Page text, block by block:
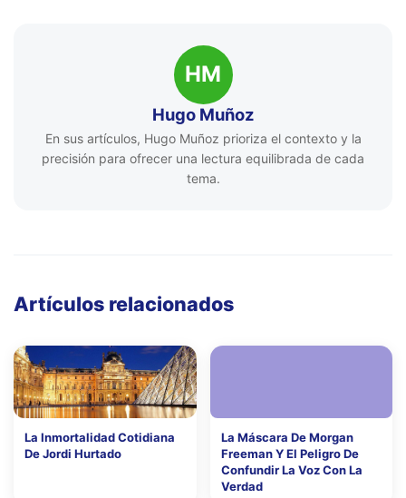
HM
Hugo Muñoz
En sus artículos, Hugo Muñoz prioriza el contexto y la
precisión para ofrecer una lectura equilibrada de cada
tema.
Artículos relacionados
La Inmortalidad Cotidiana
De Jordi Hurtado
La Máscara De Morgan
Freeman Y El Peligro De
Confundir La Voz Con La
Verdad